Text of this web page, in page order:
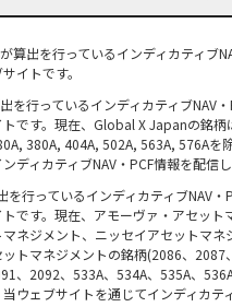
算出を行っているインディカティブ
イトです。
を行っているインディカティブNAV
です。現在、Global X Japanの銘柄
380A, 404A, 502A, 563A, 576Aを
ディカティブNAV・PCF情報を配信し
行っているインディカティブNAV・
です。現在、アモーヴァ・アセット
マネジメント、ニッセイアセットマネ
トマネジメントの銘柄(2086、2087
、2092、533A、534A、535A、536A
ウェブサイトを通じてインディカテ